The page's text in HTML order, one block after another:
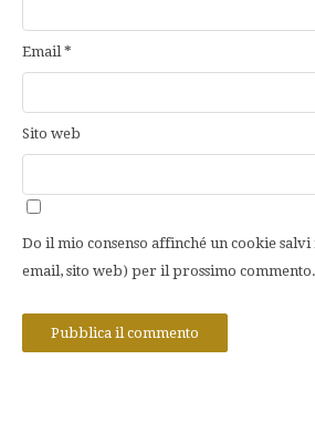
Email *
Sito web
Do il mio consenso affinché un cookie
email, sito web) per il prossimo commento.